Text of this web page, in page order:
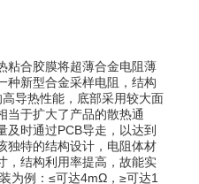
粘合胶膜将超薄合金电阻薄
种新型合金采样电阻，结构
导热性能，底部采用较大面
当于扩大了产品的散热通
及时通过PCB导走，以达到
独特的结构设计，电阻体材
，结构利用率提高，故能实
为例：≤可达4mΩ，≥可达1